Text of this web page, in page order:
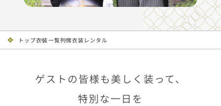
トップ衣装一覧列席衣装レンタル
ゲストの皆様も美しく装って、
特別な一日を